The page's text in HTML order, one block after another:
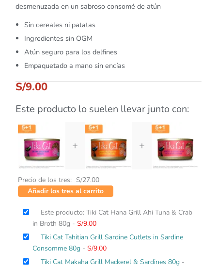
desmenuzada en un sabroso consomé de atún
Sin cereales ni patatas
Ingredientes sin OGM
Atún seguro para los delfines
Empaquetado a mano sin encías
S/9.00
Este producto lo suelen llevar junto con:
+ +
Precio de los tres: S/27.00
Añadir los tres al carrito
Este producto: Tiki Cat Hana Grill Ahi Tuna & Crab
in Broth 80g - S/9.00
Tiki Cat Tahitian Grill Sardine Cutlets in Sardine
Consomme 80g - S/9.00
Tiki Cat Makaha Grill Mackerel & Sardines 80g -